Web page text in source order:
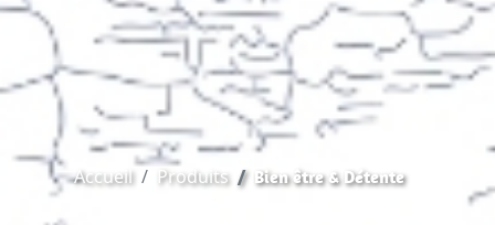
Accueil Produits Bien être & Détente